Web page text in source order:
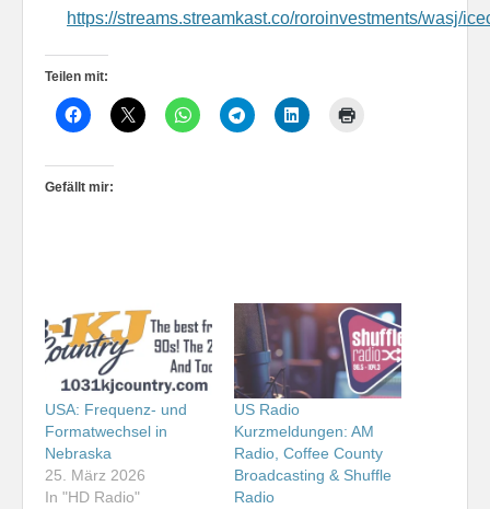
https://streams.streamkast.co/roroinvestments/wasj/
Teilen mit:
Gefällt mir:
USA: Frequenz- und
Formatwechsel in
Nebraska
25. März 2026
In "HD Radio"
US Radio
Kurzmeldungen: AM
Radio, Coffee County
Broadcasting & Shuffle
Radio